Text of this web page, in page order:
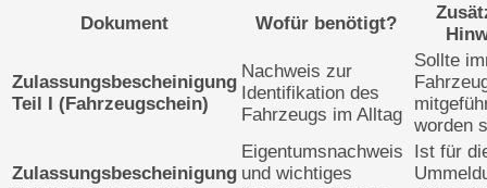
Dokument Wofür benötigt?
Zulassungsbescheinigung
Teil I (Fahrzeugschein)
Nachweis zur
Identifikation des
Fahrzeugs im Alltag
Sollte
worden
Zulassungsbescheinigung
Eigentumsnachweis
und wichtiges
Ist für